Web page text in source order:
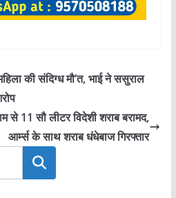
की संदिग्ध मौ’त, भाई ने ससुराल
से 11 सौ लीटर विदेशी शराब बरामद,
आर्म्स के साथ शराब धंधेबाज गिरफ्तार
खोजें